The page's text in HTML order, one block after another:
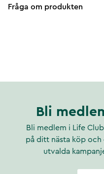
Fråga om produkten
Bli
Bli medlem i Life
på ditt nästa köp och
utvalda